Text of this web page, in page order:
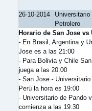
26-10-2014
Petrolero
Horario de San Jose
- En Brasil, Argentina y
Jose es a las 21:00
- Para Bolivia y Chile
juega a las 20:00
- San Jose -
Perú la hora es 19:00
- Universitario de Pando
comienza a las 19:30